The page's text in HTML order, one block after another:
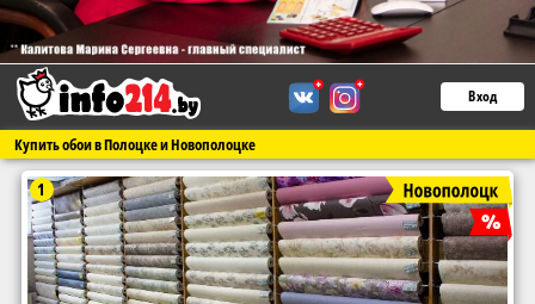
Вход
Купить обои в Полоцке и Новополоцке
1